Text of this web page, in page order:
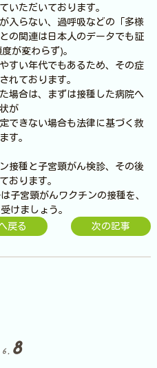
いただいております。
入らない、過呼吸などの「多様
の関連は日本人のデータでも証
が変わらず)。
すい年代でもあるため、その症
れております。
場合は、まずは接種した病院へ
が
できない場合も法律に基づく救
す。
接種と子宮頸がん検診、その後
おります。
子宮頸がんワクチンの接種を、
けましょう。
戻る 次の記事
8